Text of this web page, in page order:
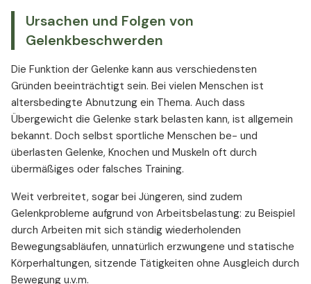
Ursachen und Folgen von
Gelenkbeschwerden
Die Funktion der Gelenke kann aus verschiedensten
Gründen beeinträchtigt sein. Bei vielen Menschen ist
altersbedingte Abnutzung ein Thema. Auch dass
Übergewicht die Gelenke stark belasten kann, ist allgemein
bekannt. Doch selbst sportliche Menschen be- und
überlasten Gelenke, Knochen und Muskeln oft durch
übermäßiges oder falsches Training.
Weit verbreitet, sogar bei Jüngeren, sind zudem
Gelenkprobleme aufgrund von Arbeitsbelastung: zu Beispiel
durch Arbeiten mit sich ständig wiederholenden
Bewegungsabläufen, unnatürlich erzwungene und statische
Körperhaltungen, sitzende Tätigkeiten ohne Ausgleich durch
Bewegung u.v.m.